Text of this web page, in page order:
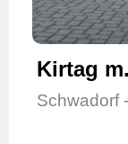
Kirtag
Schwadorf